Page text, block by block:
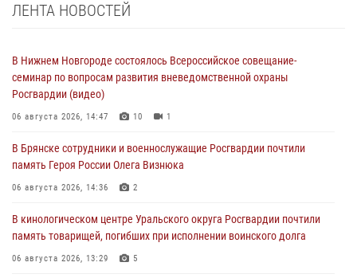
ЛЕНТА НОВОСТЕЙ
В Нижнем Новгороде состоялось Всероссийское совещание-
семинар по вопросам развития вневедомственной охраны
Росгвардии (видео)
06 августа 2026, 14:47 10 1
В Брянске сотрудники и военнослужащие Росгвардии почтили
память Героя России Олега Визнюка
06 августа 2026, 14:36 2
В кинологическом центре Уральского округа Росгвардии почтили
память товарищей, погибших при исполнении воинского долга
06 августа 2026, 13:29 5